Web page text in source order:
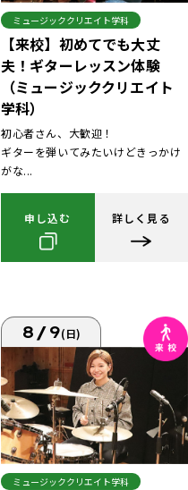
ミュージッククリエイト学科
【来校】初めてでも大丈
夫！ギターレッスン体験
（ミュージッククリエイト
学科）
初心者さん、大歓迎！
ギターを弾いてみたいけどきっかけ
がな...
申し込む 詳しく見る
8/9(日)
ミュージッククリエイト学科